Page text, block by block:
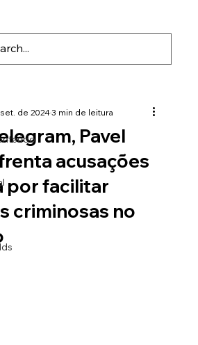
Pavel
acusações
por facilitar
criminosas no
de 20243 min de leitura